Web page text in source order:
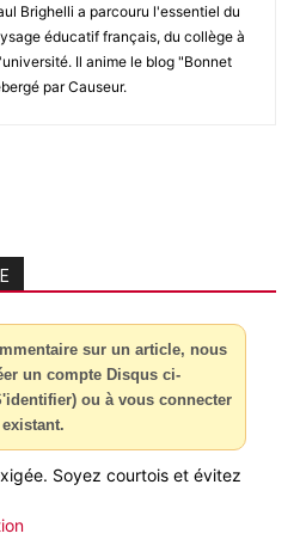
Brighelli a parcouru l'essentiel du
éducatif français, du collège à
Il anime le blog "Bonnet
par Causeur.
sur un article, nous
un compte Disqus ci-
ou à vous connecter
Soyez courtois et évitez